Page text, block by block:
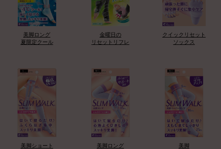
美脚ロング
夏限定クール
金曜日の
リセットリフレ
クイックリセット
ソックス
美脚ショート 美脚ロング
美脚